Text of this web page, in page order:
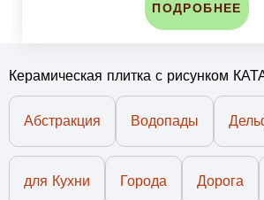
ПОДРОБНЕЕ
Керамическая плитка с рисунком
Абстракция Водопады
для Кухни Города Дорога